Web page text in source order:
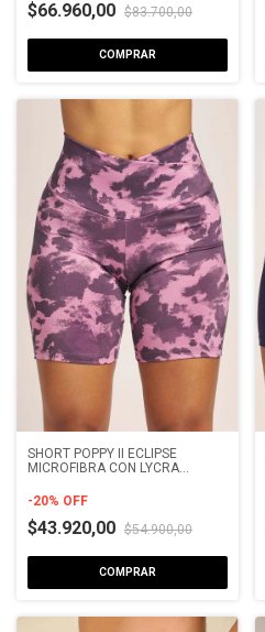
$66.960,00 $83.700,00
COMPRAR
SHORT POPPY II ECLIPSE
MICROFIBRA CON LYCRA
-20% OFF
$43.920,00 $54.900,00
COMPRAR